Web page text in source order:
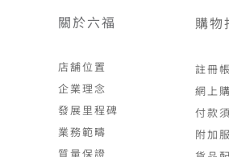
關於六福
店舖位置
企業理念
發展里程碑
業務範疇
質量保證
購物
註冊
網上
付款
附加